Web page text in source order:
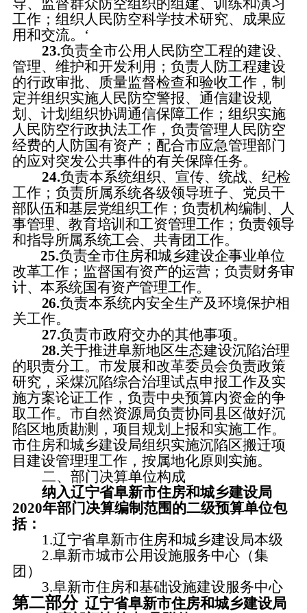
导、监督群众防空组织的组建、训练和演习
工作；组织人民防空科学技术研究、成果应
用和交流。 ‘
23.负责全市公用人民防空工程的建设、
管理、维护和开发利用；负责人防工程建设
的行政审批、质量监督检查和验收工作，制
定并组织实施人民防空警报、通信建设规
划、计划组织协调通信保障工作；组织实施
人民防空行政执法工作，负责管理人民防空
经费的人防国有资产；配合市应急管理部门
的应对突发公共事件的有关保障任务。
24.负责本系统组织、宣传、统战、纪检
工作；负责所属系统各级领导班子、党员干
部队伍和基层党组织工作；负责机构编制、人
事管理、教育培训和工资管理工作；负责领导
和指导所属系统工会、共青团工作。
25.负责全市住房和城乡建设企事业单位
改革工作；监督国有资产的运营；负责财务审
计、本系统国有资产管理工作。
26.负责本系统内安全生产及环境保护相
关工作。
27.负责市政府交办的其他事项。
28.关于推进阜新地区生态建设沉陷治理
的职责分工。市发展和改革委员会负责政策
研究，采煤沉陷综合治理试点申报工作及实
施方案论证工作，负责中央预算内资金的争
取工作。市自然资源局负责协同县区做好沉
陷区地质勘测，项目规划上报和实施工作。
市住房和城乡建设局组织实施沉陷区搬迁项
目建设管理理工作，按属地化原则实施。
二、部门决算单位构成
纳入辽宁省阜新市住房和城乡建设局
2020年部门决算编制范围的二级预算单位包
括：
1.辽宁省阜新市住房和城乡建设局本级
2.阜新市城市公用设施服务中心（集
团）
3.阜新市住房和基础设施建设服务中心
第二部分 辽宁省阜新市住房和城乡建设局